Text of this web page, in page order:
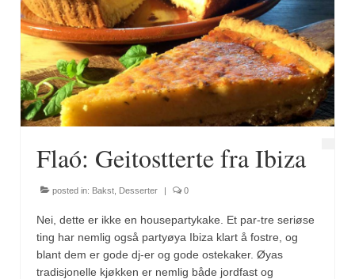
Flaó: Geitostterte fra Ibiza
posted in: Bakst Desserter | 0
Nei, dette er ikke en housepartykake. Et par-tre seriøse
ting har nemlig også partyøya Ibiza klart å fostre, og
blant dem er gode dj-er og gode ostekaker. Øyas
tradisjonelle kjøkken er nemlig både jordfast og